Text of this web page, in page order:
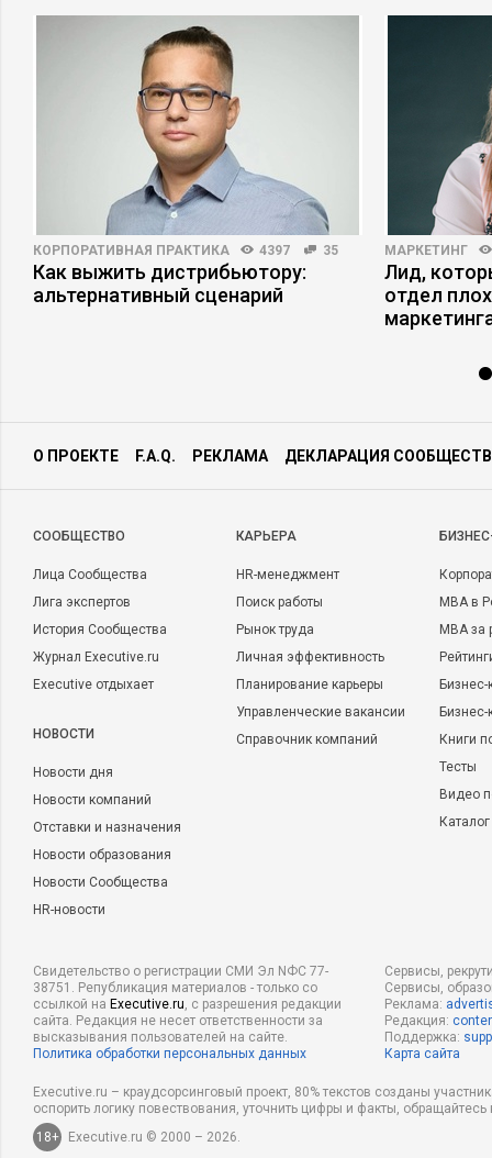
КОРПОРАТИВНАЯ ПРАКТИКА 4397 35
Как выжить дистрибьютору:
альтернативный сценарий
МАРКЕТИНГ
Лид,
отдел
О ПРОЕКТЕ F.A.Q. РЕКЛАМА ДЕКЛАРАЦИЯ
CООБЩЕСТВО
Лица Сообщества
Лига экспертов
История Сообщества
Журнал Executive.ru
Executive отдыхает
НОВОСТИ
Новости дня
Новости компаний
Отставки и назначения
Новости образования
Новости Сообщества
HR-новости
КАРЬЕРА
HR-менеджмент
Поиск работы
Рынок труда
Личная эффективность
Планирование карьеры
Управленческие вакансии
Справочник компаний
MBA в
MBA
Бизнес-
Книги
Тесты
Видео
Свидетельство о регистрации СМИ Эл NФС 77-
38751. Републикация материалов - только со
ссылкой на Executive.ru, с разрешения редакции
сайта. Редакция не несет ответственности за
высказывания пользователей на сайте.
Политика обработки персональных данных
Сервисы,
Сервисы,
Реклама:
Редакция:
Поддержка:
Карта сайта
Executive.ru – краудсорсинговый проект, 80% текстов созданы
оспорить логику повествования, уточнить цифры и факты,
18+
Executive.ru © 2000 – 2026.